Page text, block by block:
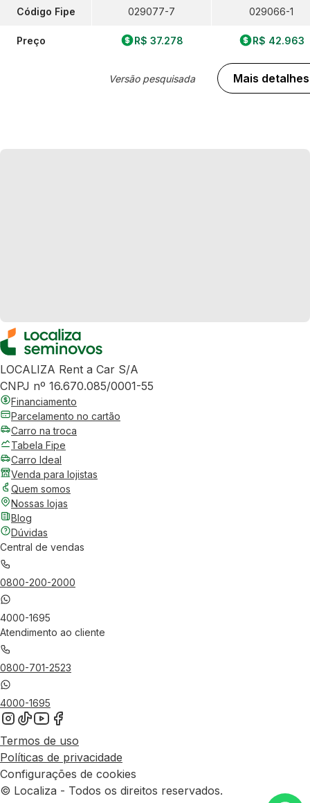
Código Fipe
Preço
029077-7
R$ 37.278
Versão pesquisada
029066-1
R$ 42.963
Mais detalhes
LOCALIZA Rent a Car S/A
CNPJ nº 16.670.085/0001-55
Financiamento
Parcelamento no cartão
Carro na troca
Tabela Fipe
Carro Ideal
Venda para lojistas
Quem somos
Nossas lojas
Blog
Dúvidas
Central de vendas
0800-200-2000
4000-1695
Atendimento ao cliente
0800-701-2523
4000-1695
Termos de uso
Políticas de privacidade
Configurações de cookies
© Localiza - Todos os direitos reservados.